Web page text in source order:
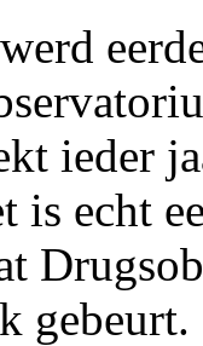
ieder
is echt
gebeurt.